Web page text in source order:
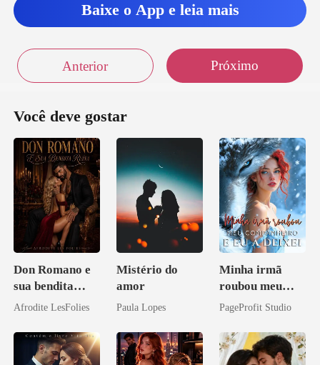
Baixe o App e leia mais
Anterior Próximo
Você deve gostar
Don Romano e
sua bendita
ruína
Afrodite LesFolies
Mistério do
amor
Paula Lopes
Minha irmã
roubou meu
companheiro e
PageProfit Studio